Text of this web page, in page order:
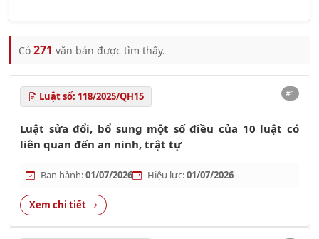
Có 271 văn bản được tìm thấy.
Luật số: 118/2025/QH15 #1
Luật sửa đổi, bổ sung một số điều của 10 luật có
liên quan đến an ninh, trật tự
Ban hành:01/07/2026 Hiệu lực:01/07/2026
Xem chi tiết